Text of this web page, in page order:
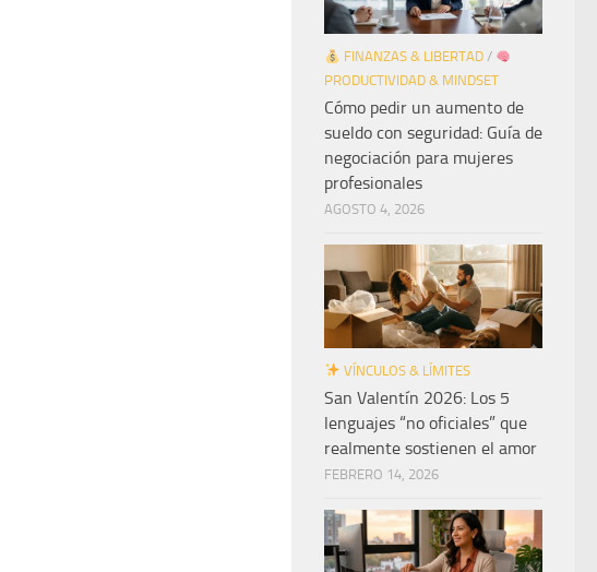
FINANZAS & LIBERTAD/
PRODUCTIVIDAD & MINDSET
Cómo pedir un aumento de
sueldo con seguridad: Guía de
negociación para mujeres
profesionales
AGOSTO 4, 2026
VÍNCULOS & LÍMITES
San Valentín 2026: Los 5
lenguajes “no oficiales” que
realmente sostienen el amor
FEBRERO 14, 2026